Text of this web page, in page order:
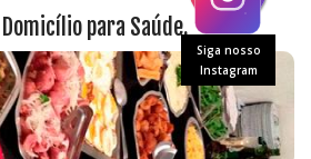
Siga nosso
Instagram
para Saúde.